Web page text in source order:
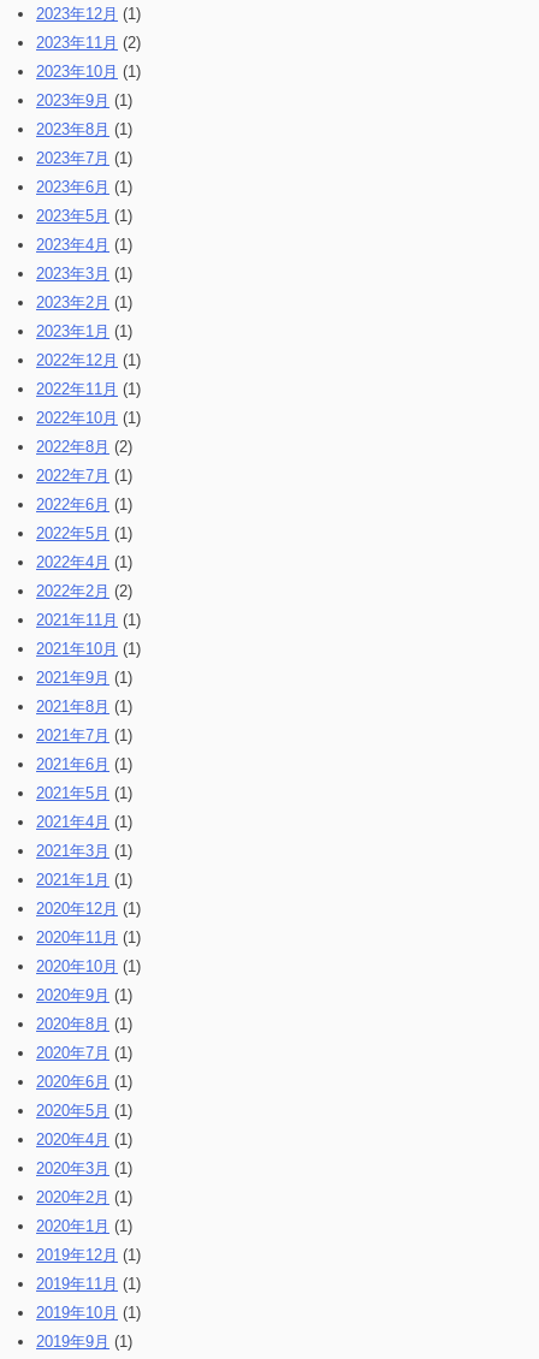
2023年12月 (1)
2023年11月 (2)
2023年10月 (1)
2023年9月 (1)
2023年8月 (1)
2023年7月 (1)
2023年6月 (1)
2023年5月 (1)
2023年4月 (1)
2023年3月 (1)
2023年2月 (1)
2023年1月 (1)
2022年12月 (1)
2022年11月 (1)
2022年10月 (1)
2022年8月 (2)
2022年7月 (1)
2022年6月 (1)
2022年5月 (1)
2022年4月 (1)
2022年2月 (2)
2021年11月 (1)
2021年10月 (1)
2021年9月 (1)
2021年8月 (1)
2021年7月 (1)
2021年6月 (1)
2021年5月 (1)
2021年4月 (1)
2021年3月 (1)
2021年1月 (1)
2020年12月 (1)
2020年11月 (1)
2020年10月 (1)
2020年9月 (1)
2020年8月 (1)
2020年7月 (1)
2020年6月 (1)
2020年5月 (1)
2020年4月 (1)
2020年3月 (1)
2020年2月 (1)
2020年1月 (1)
2019年12月 (1)
2019年11月 (1)
2019年10月 (1)
2019年9月 (1)